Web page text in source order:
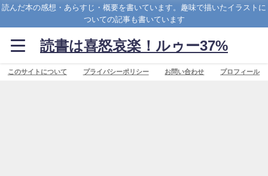
読んだ本の感想・あらすじ・概要を書いています。趣味で描いたイラストに
ついての記事も書いています
読書は喜怒哀楽！ルゥー37%
このサイトについて プライバシーポリシー お問い合わせ プロフィール